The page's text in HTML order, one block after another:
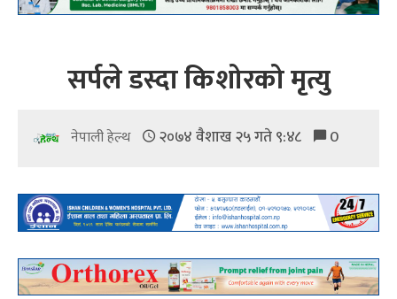
सर्पले डस्दा किशोरको मृत्यु
नेपाली हेल्थ २०७४ वैशाख २५ गते ९:४८ 0